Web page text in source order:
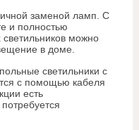
заменой ламп. С
и полностью
можно
в доме.
светильники с
с помощью кабеля
есть